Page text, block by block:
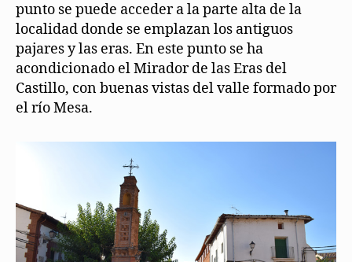
punto se puede acceder a la parte alta de la
localidad donde se emplazan los antiguos
pajares y las eras. En este punto se ha
acondicionado el Mirador de las Eras del
Castillo, con buenas vistas del valle formado por
el río Mesa.